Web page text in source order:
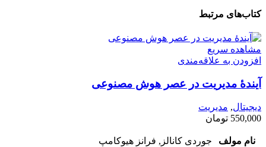
کتاب‌های مرتبط
مشاهده سریع
افزودن به علاقه‌مندی
آیندۀ مدیريت در عصر هوش مصنوعی
دیجیتال, مدیریت
550,000 تومان
نام مولف جوردی کانالز, فرانز هیوکامپ